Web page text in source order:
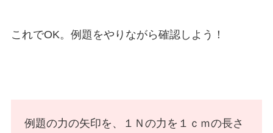
これでOK。例題をやりながら確認しよう！
例題の力の矢印を、１Ｎの力を１ｃｍの長さ